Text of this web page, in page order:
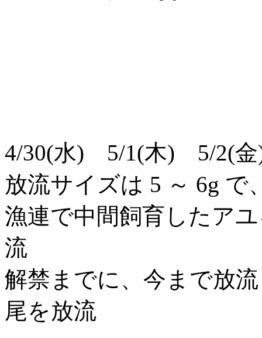
4/30(水) 5/1(木) 5/2(
放流サイズは 5 ～ 6g で
漁連で中間飼育したア
流
解禁までに、今まで放
尾を放流